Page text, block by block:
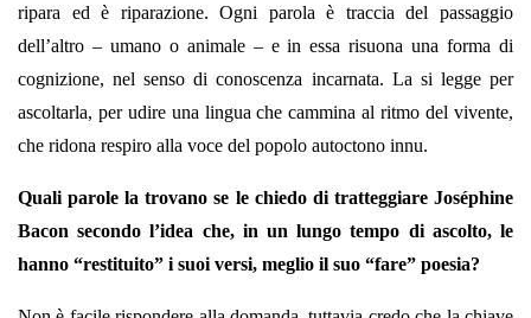
ripara ed è riparazione. Ogni parola è traccia del passaggio
dell’altro – umano o animale – e in essa risuona una forma di
cognizione, nel senso di conoscenza incarnata. La si legge per
ascoltarla, per udire una lingua che cammina al ritmo del vivente,
che ridona respiro alla voce del popolo autoctono innu.
Quali parole la trovano se le chiedo di tratteggiare Joséphine
Bacon secondo l’idea che, in un lungo tempo di ascolto, le
hanno “restituito” i suoi versi, meglio il suo “fare” poesia?